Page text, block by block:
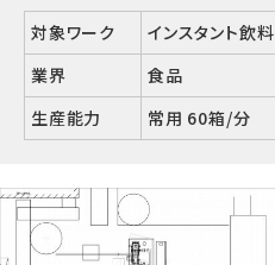
対象ワーク
インスタント飲料
業界
食品
生産能力
常用 60箱/分